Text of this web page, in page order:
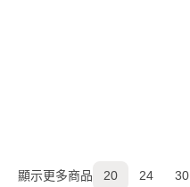
顯示更多商品 20 24 30